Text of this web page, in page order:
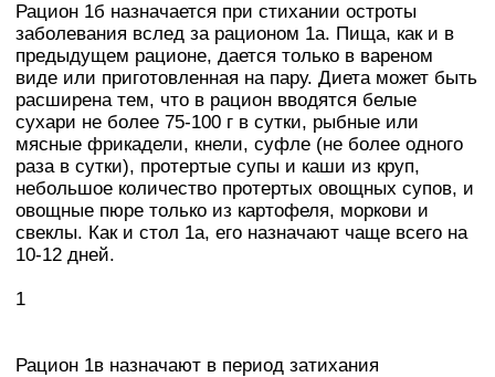
Рацион 1б назначается при стихании остроты
заболевания вслед за рационом 1а. Пища, как и в
предыдущем рационе, дается только в вареном
виде или приготовленная на пару. Диета может быть
расширена тем, что в рацион вводятся белые
сухари не более 75-100 г в сутки, рыбные или
мясные фрикадели, кнели, суфле (не более одного
раза в сутки), протертые супы и каши из круп,
небольшое количество протертых овощных супов, и
овощные пюре только из картофеля, моркови и
свеклы. Как и стол 1а, его назначают чаще всего на
10-12 дней.
1
Рацион 1в назначают в период затихания